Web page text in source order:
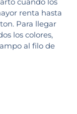
renta hasta
Para llegar
los colores,
al filo de